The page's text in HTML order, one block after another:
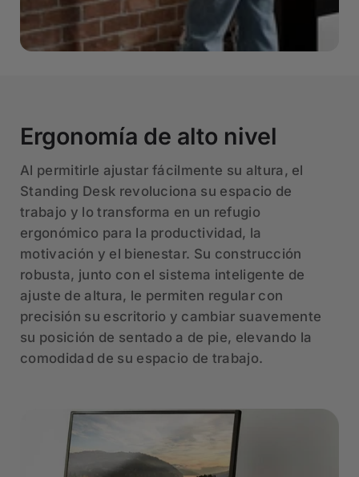
Ergonomía de alto nivel
Al permitirle ajustar fácilmente su altura, el
Standing Desk revoluciona su espacio de
trabajo y lo transforma en un refugio
ergonómico para la productividad, la
motivación y el bienestar. Su construcción
robusta, junto con el sistema inteligente de
ajuste de altura, le permiten regular con
precisión su escritorio y cambiar suavemente
su posición de sentado a de pie, elevando la
comodidad de su espacio de trabajo.